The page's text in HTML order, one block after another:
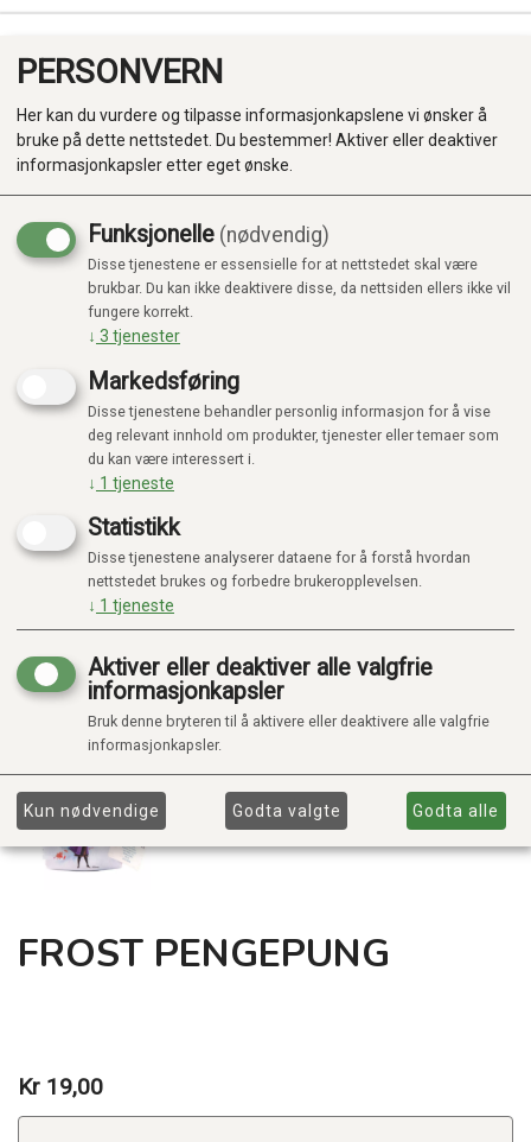
Produkter
Kategorier
FROST PENGEPUNG
Kr 19,00
PERSONVERN
Her kan du vurdere og tilpasse informasjonkapslene vi ønsker å
bruke på dette nettstedet. Du bestemmer! Aktiver eller deaktiver
informasjonkapsler etter eget ønske.
Funksjonelle (nødvendig)
Disse tjenestene er essensielle for at nettstedet skal være
brukbar. Du kan ikke deaktivere disse, da nettsiden ellers ikke vil
fungere korrekt.
↓ 3 tjenester
Markedsføring
Disse tjenestene behandler personlig informasjon for å vise
deg relevant innhold om produkter, tjenester eller temaer som
du kan være interessert i.
↓ 1 tjeneste
Statistikk
Disse tjenestene analyserer dataene for å forstå hvordan
nettstedet brukes og forbedre brukeropplevelsen.
↓ 1 tjeneste
Aktiver eller deaktiver alle valgfrie
informasjonkapsler
Bruk denne bryteren til å aktivere eller deaktivere alle valgfrie
informasjonkapsler.
Kun nødvendige Godta valgte Godta alle